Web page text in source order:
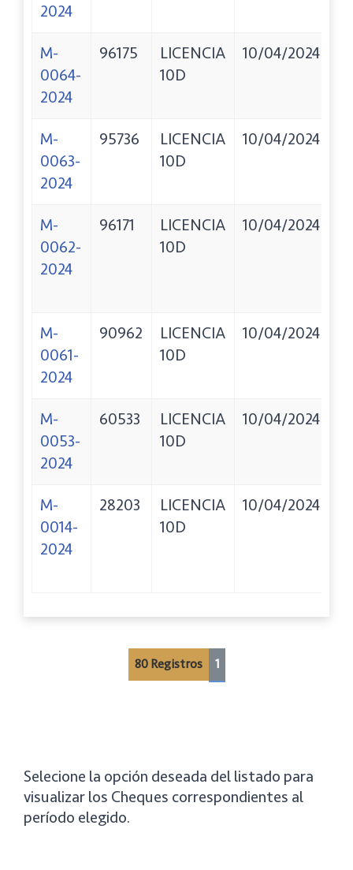
2024
M-
0064-
2024
96175
LICENCIA
10D
10/04/2024
M-
0063-
2024
95736
LICENCIA
10D
10/04/2024
M-
0062-
2024
96171
LICENCIA
10D
10/04/2024
M-
0061-
2024
90962
LICENCIA
10D
10/04/2024
M-
0053-
2024
60533
LICENCIA
10D
10/04/2024
M-
0014-
2024
28203
LICENCIA
10D
10/04/2024
80 Registros 1
Selecione la opción deseada del listado para
visualizar los Cheques correspondientes al
período elegido.